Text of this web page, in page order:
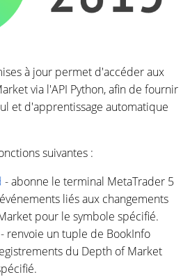
à jour permet d'accéder aux
via l'API Python, afin de fournir
et d'apprentissage automatique
suivantes :
- abonne le terminal MetaTrader 5
liés aux changements
pour le symbole spécifié.
- renvoie un tuple de BookInfo
du Depth of Market